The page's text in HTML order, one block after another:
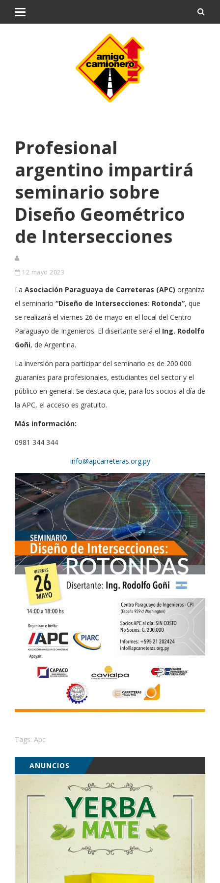
Profesional
argentino impartirá
seminario sobre
Diseño Geométrico
de Intersecciones
12 mayo 2023
La Asociación Paraguaya de Carreteras (APC) organiza
el seminario “Diseño de Intersecciones: Rotonda”, que
se realizará el viernes 26 de mayo en el local del Centro
Paraguayo de Ingenieros. El disertante será el Ing. Rodolfo
Goñi, de Argentina.
La inversión para participar del seminario es de 200.000
guaraníes para profesionales, estudiantes del sector y el
público en general. Se destaca que, para los socios al día de
la APC, el acceso es gratuito.
Más información:
0981 344 344
info@apcarreteras.org.py
Tags: Apc
ANUNCIOS